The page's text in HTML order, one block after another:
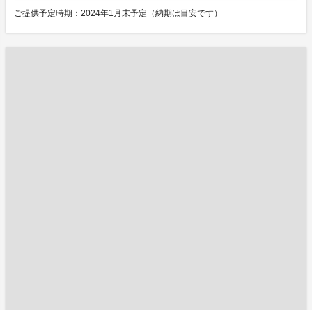
ご提供予定時期：2024年1月末予定（納期は目安です）